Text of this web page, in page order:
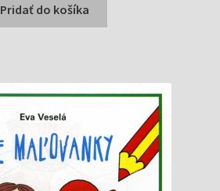
Pridať do košíka